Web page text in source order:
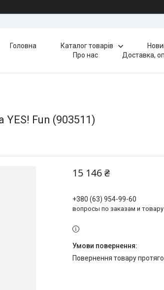
Головна Каталог товарів
Про нас
Доставка,
Fun (903511)
15 146 ₴
+380 (63) 954-99-60
вопросы по заказам и товару
повернення товару